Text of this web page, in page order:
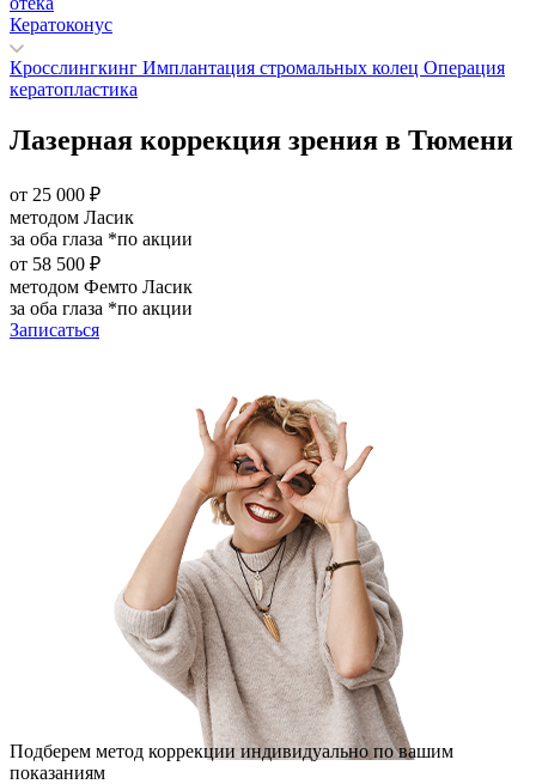
Кератоконус
Кросслингкинг Имплантация стромальных колец Операция
кератопластика
Лазерная коррекция зрения в Тюмени
от 25 000 ₽
методом Ласик
за оба глаза *по акции
от 58 500 ₽
методом Фемто Ласик
за оба глаза *по акции
Записаться
Подберем метод коррекции индивидуально по вашим
показаниям